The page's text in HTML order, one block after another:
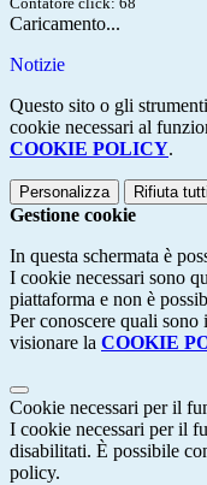
Caricamento...
Notizie
Questo sito o gli
cookie necessari al
COOKIE POLICY.
Personalizza Rifiuta tutti
Gestione cookie
In questa schermata è
I cookie necessari sono
piattaforma e non è
Per conoscere quali
visionare la COOKIE
Cookie necessari per il
I cookie necessari per il
disabilitati. È possibile
policy.